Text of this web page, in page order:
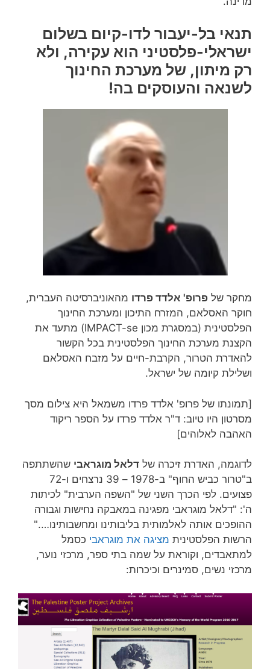
תנאי בל-יעבור לדו-קיום בשלום
ישראלי-פלסטיני הוא עקירה, ולא
רק מיתון, של מערכת החינוך
לשנאה והעוסקים בה!
מחקר של פרופ' אלדד פרדו מהאוניברסיטה העברית,
חוקר האסלאם, המזרח התיכון ומערכת החינוך
הפלסטינית (במסגרת מכון IMPACT-se) מתעד את
הקצנת מערכת החינוך הפלסטינית בכל הקשור
להאדרת הטרור, הקרבת-חיים על מזבח האסלאם
ושלילת קיומה של ישראל.
[תמונתו של פרופ' אלדד פרדו משמאל היא צילום מסך
מסרטון היו טיוב: ד"ר אלדד פרדו על הספר ריקוד
האהבה לאלוהים]
לדוגמה, האדרת זיכרה של דלאל מוגראבי שהשתתפה
ב"טרור כביש החוף" ב-1978 – 39 נרצחים ו-72
פצועים. לפי הכרך השני של "השפה הערבית" לכיתות
ה': "דלאל מוגראבי מפגינה במאבקה נחישות וגבורה
ההופכים אותה לאלמותית בליבותינו ומחשבותינו…."
הרשות הפלסטינית מציגה את מוגראבי כסמל
למתאבדים, וקוראת על שמה בתי ספר, מרכזי נוער,
מרכזי נשים, סמינרים וכיכרות: